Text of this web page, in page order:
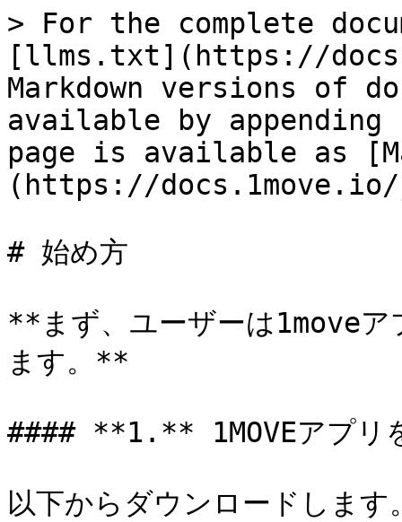
> For the complete
[llms.txt](https://
Markdown versions of
available by
page is available as
(https://docs.1move.io/
# 始め方
**まず、ユーザーは1move
ます。**
#### **1.** 1MOVEアプリ
以下からダウンロードします